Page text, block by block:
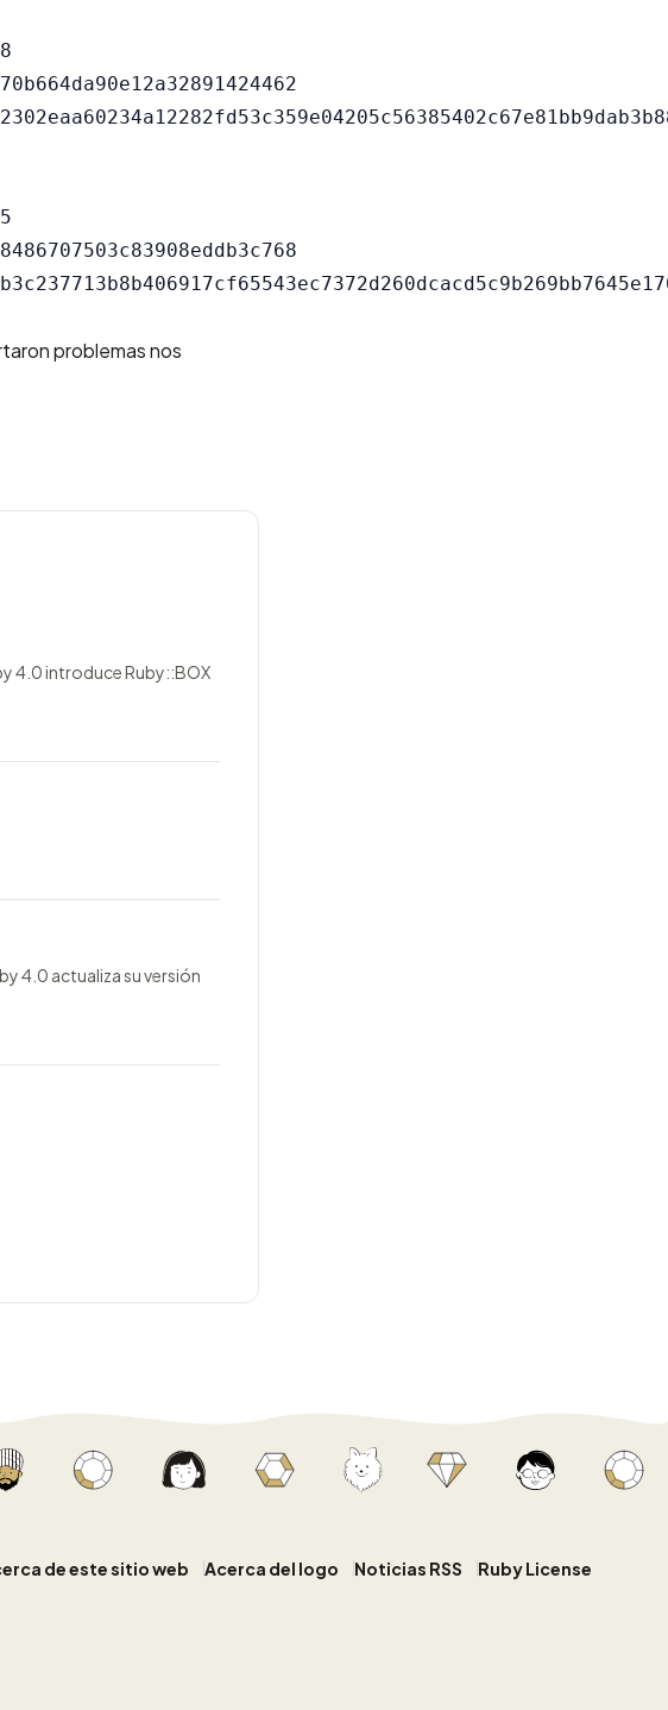
problemas nos
4.0 introduce Ruby::BOX
4.0 actualiza su versión
de este sitio web Acerca del logo Noticias RSS Ruby License